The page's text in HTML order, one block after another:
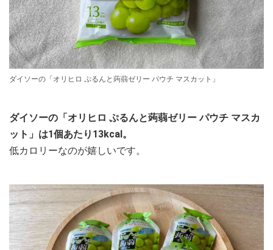
ダイソーの「オリヒロ ぷるんと蒟蒻ゼリー パウチ マスカット」
ダイソーの「オリヒロ ぷるんと蒟蒻ゼリー パウチ マスカ
ット」は1個あたり13kcal。
低カロリーなのが嬉しいです。